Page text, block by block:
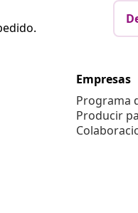
Empresas
Programa
Producir